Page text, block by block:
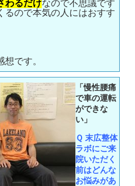
わるだけなので不思議です
るので本気の人にはおすす
です。
「慢性腰痛
で車の運転
ができな
い」
Ｑ 末広整体
ラボにご来
院いただく
前はどんな
お悩みがあ